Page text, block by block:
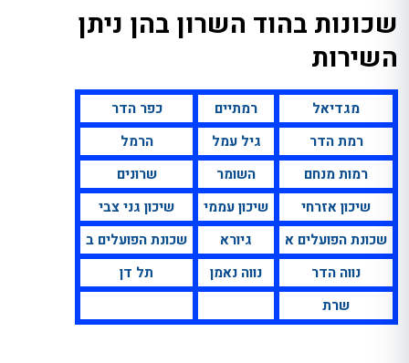
שכונות בהוד השרון בהן ניתן
השירות
מגדיאל רמתיים
כפר הדר
רמת הדר
גיל עמל
הרמל
רמות מנחם
השומר
שרונים
שיכון אזרחי
שיכון עממי
שיכון גני צבי
שכונת הפועלים א
גיורא
שכונת הפועלים ב
נווה הדר
נווה נאמן
תל דן
שרת